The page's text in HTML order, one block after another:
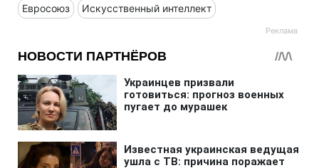
Евросоюз Искусственный интеллект